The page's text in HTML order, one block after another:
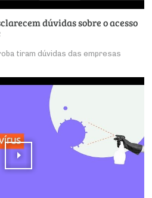
dúvidas sobre o acesso
tiram dúvidas das empresas